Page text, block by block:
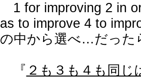
1 for improving 2 in
as to improve 4 to
の中から選べ…だった
『 ２も３も４も同じ